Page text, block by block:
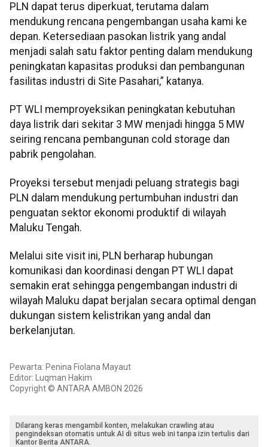
PLN dapat terus diperkuat, terutama dalam
mendukung rencana pengembangan usaha kami ke
depan. Ketersediaan pasokan listrik yang andal
menjadi salah satu faktor penting dalam mendukung
peningkatan kapasitas produksi dan pembangunan
fasilitas industri di Site Pasahari,” katanya.
PT WLI memproyeksikan peningkatan kebutuhan
daya listrik dari sekitar 3 MW menjadi hingga 5 MW
seiring rencana pembangunan cold storage dan
pabrik pengolahan.
Proyeksi tersebut menjadi peluang strategis bagi
PLN dalam mendukung pertumbuhan industri dan
penguatan sektor ekonomi produktif di wilayah
Maluku Tengah.
Melalui site visit ini, PLN berharap hubungan
komunikasi dan koordinasi dengan PT WLI dapat
semakin erat sehingga pengembangan industri di
wilayah Maluku dapat berjalan secara optimal dengan
dukungan sistem kelistrikan yang andal dan
berkelanjutan.
Pewarta: Penina Fiolana Mayaut
Editor: Luqman Hakim
Copyright © ANTARA AMBON 2026
Dilarang keras mengambil konten, melakukan crawling atau
pengindeksan otomatis untuk AI di situs web ini tanpa izin tertulis dari
Kantor Berita ANTARA.